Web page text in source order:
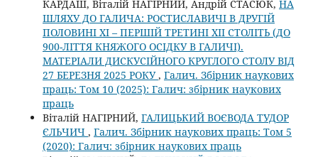
КАРДАШ, Віталій НАГІРНИЙ, Андрій СТАСЮК, НА
ШЛЯХУ ДО ГАЛИЧА: РОСТИСЛАВИЧІ В ДРУГІЙ
ПОЛОВИНІ ХІ – ПЕРШІЙ ТРЕТИНІ ХІІ СТОЛІТЬ (ДО
900-ЛІТТЯ КНЯЖОГО ОСІДКУ В ГАЛИЧІ).
МАТЕРІАЛИ ДИСКУСІЙНОГО КРУГЛОГО СТОЛУ ВІД
27 БЕРЕЗНЯ 2025 РОКУ, Галич. Збірник наукових
праць: Том 10 (2025): Галич: збірник наукових
праць
Віталій НАГІРНИЙ, ГАЛИЦЬКИЙ ВОЄВОДА ТУДОР
ЄЛЬЧИЧ , Галич. Збірник наукових праць: Том 5
(2020): Галич: збірник наукових праць